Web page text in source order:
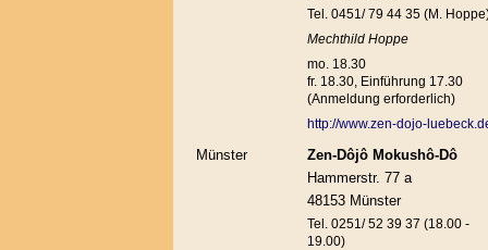
Tel. 0451/ 79 44 35 (M.
Mechthild Hoppe
mo. 18.30
fr. 18.30, Einführung 17.30
(Anmeldung erforderlich)
http://www.zen-dojo-
Münster
Zen-Dôjô Mokushô-Dô
Hammerstr. 77 a
48153 Münster
Tel. 0251/ 52 39 37 (18.00 -
19.00)